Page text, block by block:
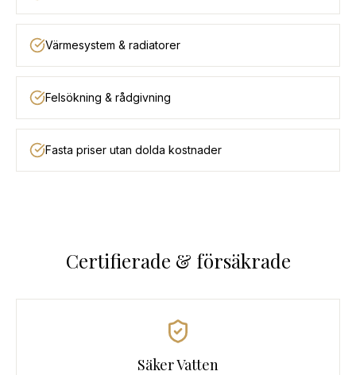
Värmesystem & radiatorer
Felsökning & rådgivning
Fasta priser utan dolda kostnader
Certifierade & försäkrade
Säker Vatten